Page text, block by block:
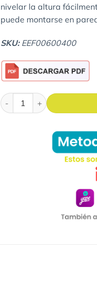
nivelar la altura
puede montarse en
SKU: EEF00600400
ECRAN ELÉCTRICO